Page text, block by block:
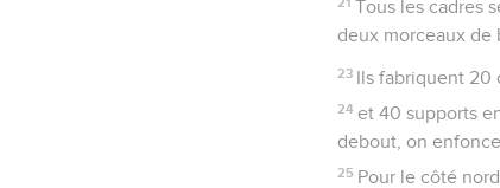
Tous les cadres
deux morceaux de
23 Ils fabriquent 20
24 et 40 supports
debout, on
25 Pour le côté